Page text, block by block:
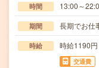
時間 13:00～
期間 長期でお仕
時給 時給1190円
交通費